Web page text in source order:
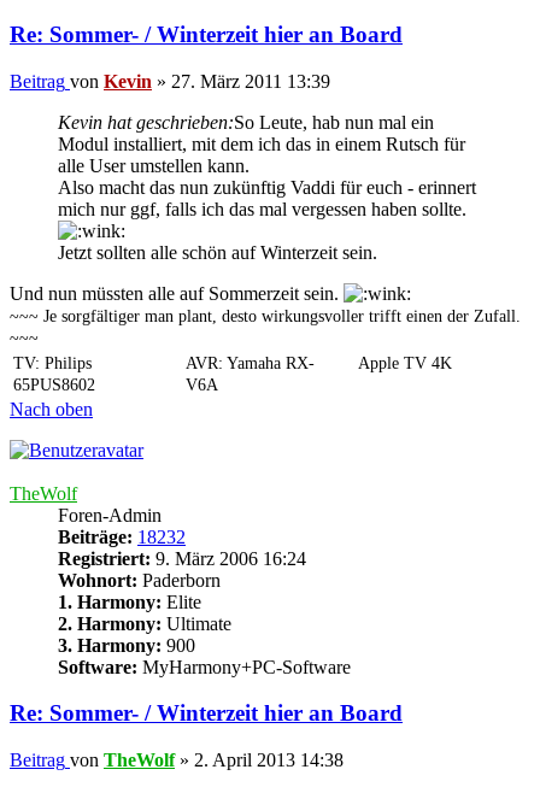
Re: Sommer- / Winterzeit hier an Board
Beitrag von Kevin » 27. März 2011 13:39
Kevin hat geschrieben:So Leute, hab nun mal ein
Modul installiert, mit dem ich das in einem Rutsch für
alle User umstellen kann.
Also macht das nun zukünftig Vaddi für euch - erinnert
mich nur ggf, falls ich das mal vergessen haben sollte.
Jetzt sollten alle schön auf Winterzeit sein.
Und nun müssten alle auf Sommerzeit sein.
~~~ Je sorgfältiger man plant, desto wirkungsvoller trifft einen der Zufall.
~~~
TV: Philips
65PUS8602
AVR: Yamaha RX-
V6A
Apple TV 4K
Nach oben
TheWolf
Foren-Admin
Beiträge: 18232
Registriert: 9. März 2006 16:24
Wohnort: Paderborn
1. Harmony: Elite
2. Harmony: Ultimate
3. Harmony: 900
Software: MyHarmony+PC-Software
Re: Sommer- / Winterzeit hier an Board
Beitrag von TheWolf» 2. April 2013 14:38